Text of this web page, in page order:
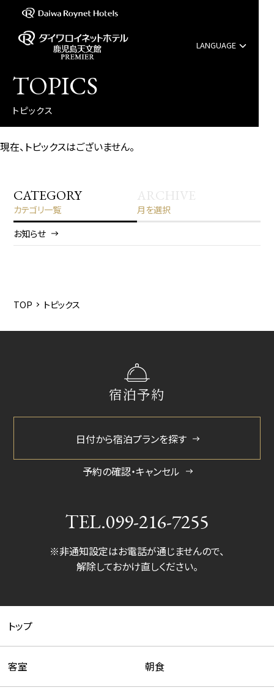
LANGUAGE
TOPICS
トピックス
現在、トピックスはございません。
CATEGORY
カテゴリ一覧
お知らせ
ARCHIVE
月を選択
2026/5
2024/11
TOP トピックス
宿泊予約
日付から宿泊プランを探す
予約の確認・キャンセル
TEL.099-216-7255
※非通知設定はお電話が通じませんので、
解除しておかけ直しください。
トップ
客室 朝食